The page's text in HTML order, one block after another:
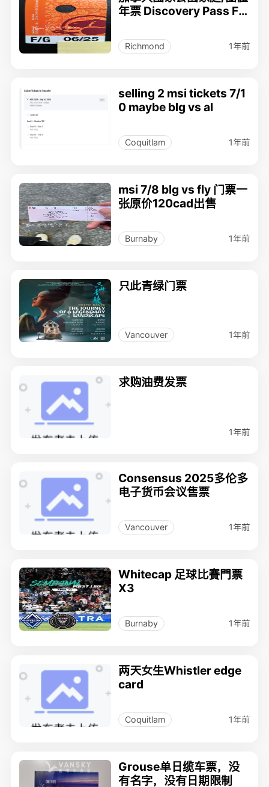
年票 Discovery Pass F/
日 $30
Richmond 1年前
selling 2 msi tickets 7/1
0 maybe blg vs al
Coquitlam 1年前
msi 7/8 blg vs fly 门票一
张原价120cad出售
Burnaby 1年前
只此青绿门票
Vancouver 1年前
求购油费发票
1年前
Consensus 2025多伦多
电子货币会议售票
Vancouver 1年前
Whitecap 足球比賽門票
X3
Burnaby 1年前
两天女生Whistler edge
card
Coquitlam 1年前
Grouse单日缆车票，没
有名字，没有日期限制